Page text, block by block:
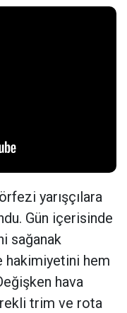
yarışçılara
Gün içerisinde
sağanak
hakimiyetini hem
hava
trim ve rota